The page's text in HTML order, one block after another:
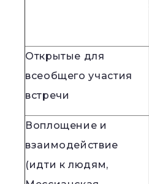
Открытые для
всеобщего участия
встречи
Воплощение и
взаимодействие
(идти к людям,